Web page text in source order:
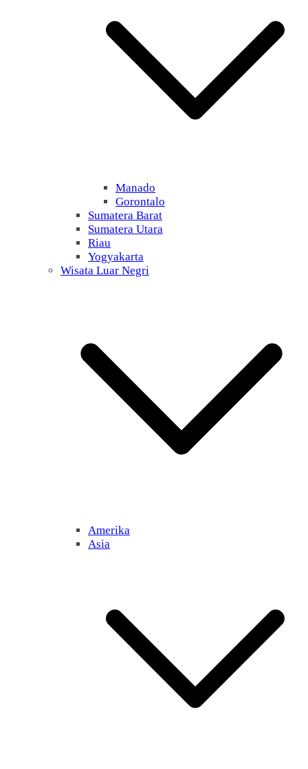
Manado
Gorontalo
Sumatera Barat
Sumatera Utara
Riau
Yogyakarta
Wisata Luar Negri
Amerika
Asia